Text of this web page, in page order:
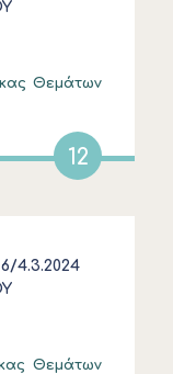
Θεμάτων
12
4.3.2024
Θεμάτων